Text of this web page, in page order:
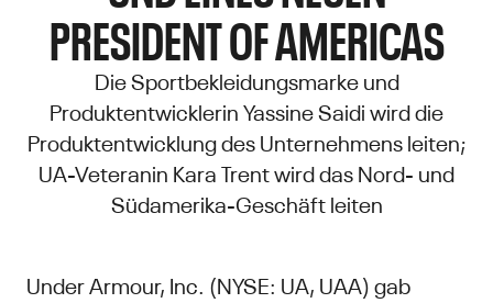
PRESIDENT OF AMERICAS
Die Sportbekleidungsmarke und
Produktentwicklerin Yassine Saidi wird die
Produktentwicklung des Unternehmens leiten;
UA-Veteranin Kara Trent wird das Nord- und
Südamerika-Geschäft leiten
Under Armour, Inc. (NYSE: UA, UAA) gab